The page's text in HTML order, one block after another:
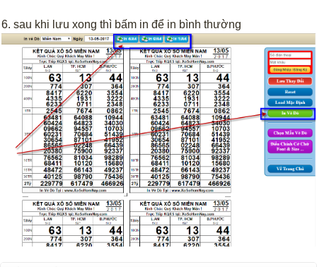
6. sau khi lưu xong thì bấm in để in bình thường